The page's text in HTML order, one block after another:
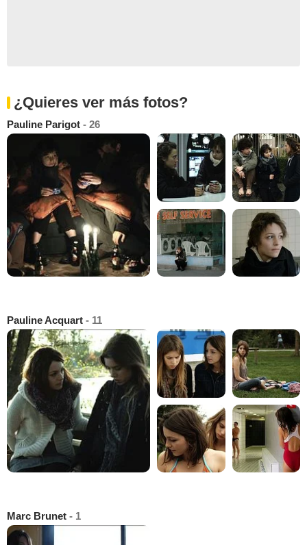
¿Quieres ver más fotos?
Pauline Parigot - 26
Pauline Acquart - 11
Marc Brunet - 1